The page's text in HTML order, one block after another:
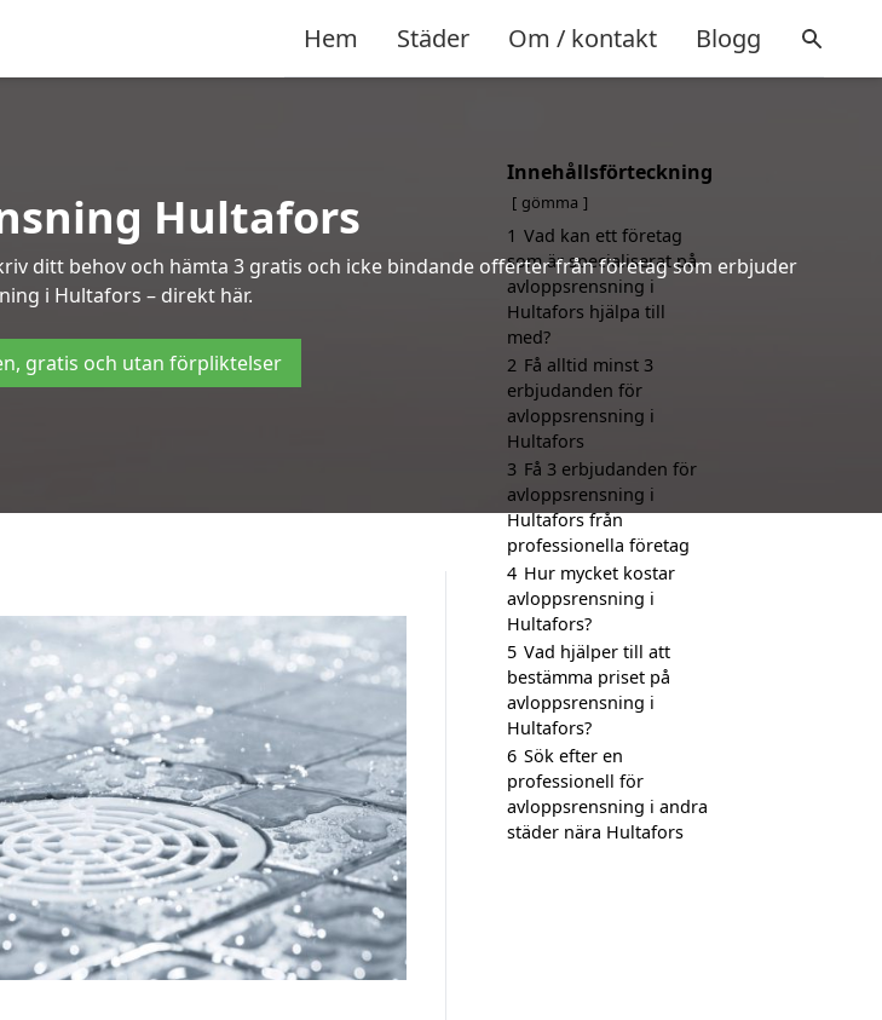
Hem Städer Om / kontakt Blogg
Hultafors
ditt behov och hämta 3 gratis och icke bindande offerter från företag som erbjuder
i Hultafors – direkt här.
gratis och utan förpliktelser
Innehållsförteckning
gömma
1 Vad kan ett företag
som är specialiserat på
avloppsrensning i
Hultafors hjälpa till
med?
2 Få alltid minst 3
erbjudanden för
avloppsrensning i
Hultafors
3 Få 3 erbjudanden för
avloppsrensning i
Hultafors från
professionella företag
4 Hur mycket kostar
avloppsrensning i
Hultafors?
5 Vad hjälper till att
bestämma priset på
avloppsrensning i
Hultafors?
6 Sök efter en
professionell för
avloppsrensning i andra
städer nära Hultafors